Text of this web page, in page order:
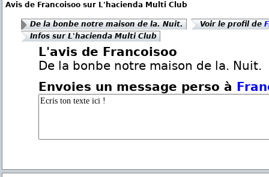
Avis de Francoisoo sur L'hacienda Multi Club
De la bonbe notre maison de la. Nuit. Voir le profil de
Infos sur L'hacienda Multi Club
L'avis de Francoisoo
De la bonbe notre maison de la. Nuit.
Envoies un message perso à